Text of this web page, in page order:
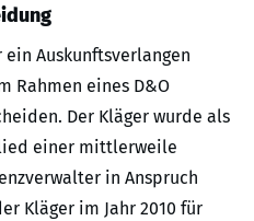
Auskunftsverlangen
Rahmen eines D&O
Der Kläger wurde als
einer mittlerweile
in Anspruch
Kläger im Jahr 2010 für